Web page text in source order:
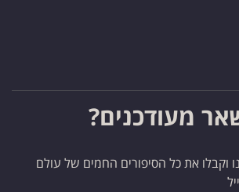
מעודכנים?
וקבלו את כל הסיפורים החמים של עולם